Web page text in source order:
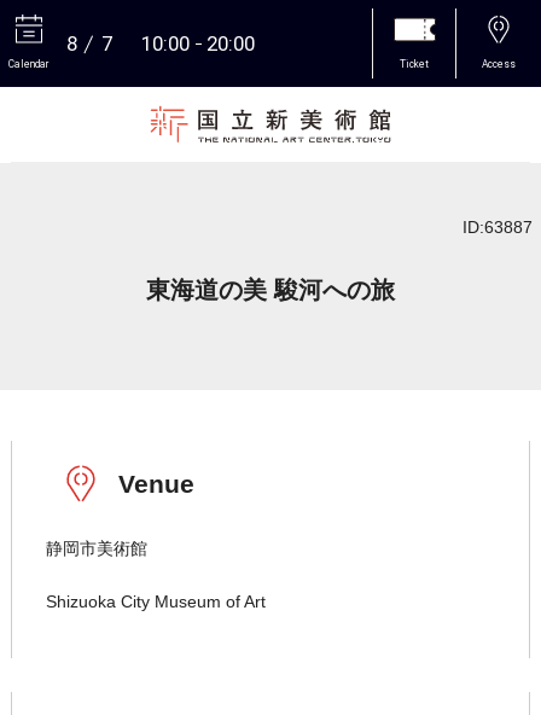
Calendar
8 7 10:00 20:00
Ticket Access
ID:63887
東海道の美 駿河への旅
Venue
静岡市美術館
Shizuoka City Museum of Art